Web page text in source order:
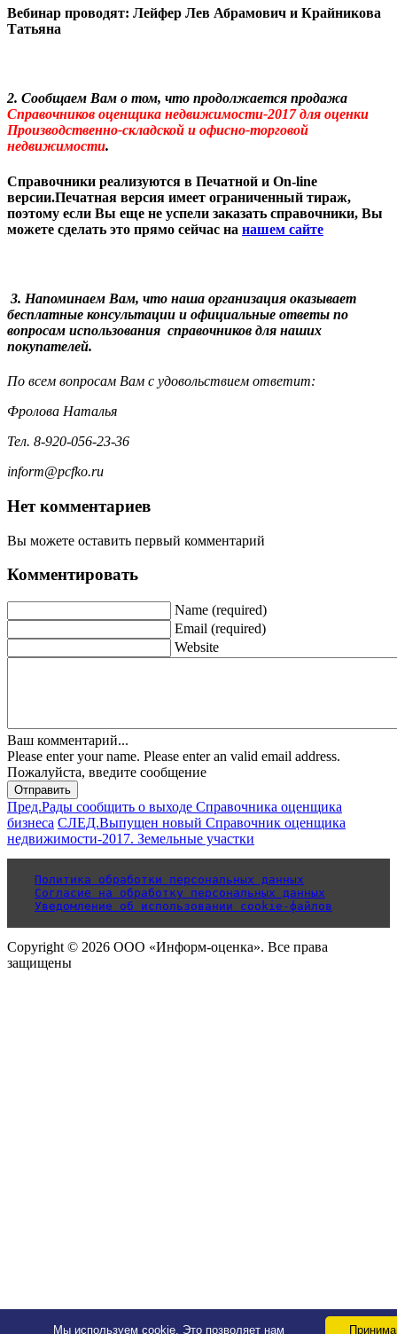
Вебинар проводят: Лейфер Лев Абрамович и Крайникова
Татьяна
2. Сообщаем Вам о том, что продолжается продажа
Справочников оценщика недвижимости-2017 для оценки
Производственно-складской и офисно-торговой
недвижимости.
Справочники реализуются в Печатной и On-line
версии.Печатная версия имеет ограниченный тираж,
поэтому если Вы еще не успели заказать справочники, Вы
можете сделать это прямо сейчас на нашем сайте
3. Напоминаем Вам, что наша организация оказывает
бесплатные консультации и официальные ответы по
вопросам использования справочников для наших
покупателей.
По всем вопросам Вам с удовольствием ответит:
Фролова Наталья
Тел. 8-920-056-23-36
inform@pcfko.ru
Нет комментариев
Вы можете оставить первый комментарий
Комментировать
Name (required)
Email (required)
Website
Ваш комментарий...
Please enter your name. Please enter an valid email address.
Пожалуйста, введите сообщение
Отправить
Пред.Рады сообщить о выходе Справочника оценщика
бизнеса СЛЕД.Выпущен новый Справочник оценщика
недвижимости-2017. Земельные участки
Политика обработки персональных данных
Согласие на обработку персональных данных
Уведомление об использовании cookie-файлов
Copyright © 2026 ООО «Информ-оценка». Все права
защищены
Мы используем cookie. Это позволяет нам